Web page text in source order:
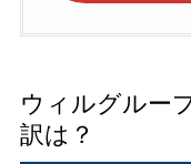
ウィルグルー
訳は？